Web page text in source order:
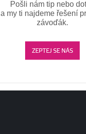
Pošli nám tip nebo
a my ti najdeme řešení
závoďák.
ZEPTEJ SE NÁS